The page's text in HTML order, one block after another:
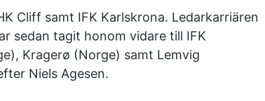
Cliff samt IFK Karlskrona. Ledarkarriären
sedan tagit honom vidare till IFK
Kragerø (Norge) samt Lemvig
Niels Agesen.